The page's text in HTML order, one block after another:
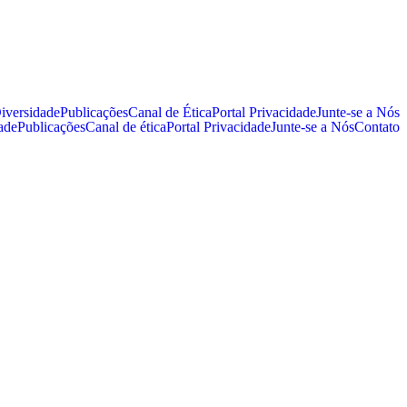
PublicaçõesCanal de ÉticaPortal PrivacidadeJunte-se a Nós
PublicaçõesCanal de éticaPortal PrivacidadeJunte-se a NósContato